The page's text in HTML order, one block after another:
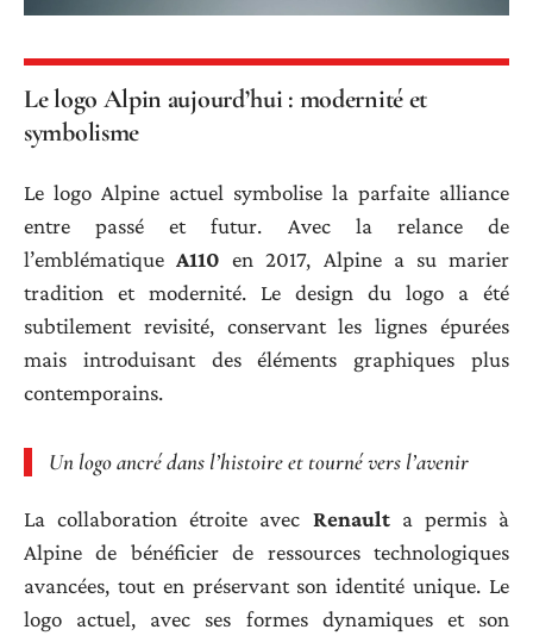
Le logo Alpin aujourd’hui : modernité et
symbolisme
Le logo Alpine actuel symbolise la parfaite alliance
entre passé et futur. Avec la relance de
l’emblématiqueA110 en 2017, Alpine a su marier
tradition et modernité. Le design du logo a été
subtilement revisité, conservant les lignes épurées
mais introduisant des éléments graphiques plus
contemporains.
Un logo ancré dans l’histoire et tourné vers l’avenir
La collaboration étroite avec Renaulta permis à
Alpine de bénéficier de ressources technologiques
avancées, tout en préservant son identité unique. Le
logo actuel, avec ses formes dynamiques et son